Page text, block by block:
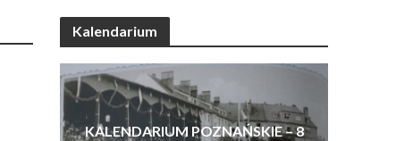
Kalendarium
KALENDARIUM POZNAŃSKIE – 8